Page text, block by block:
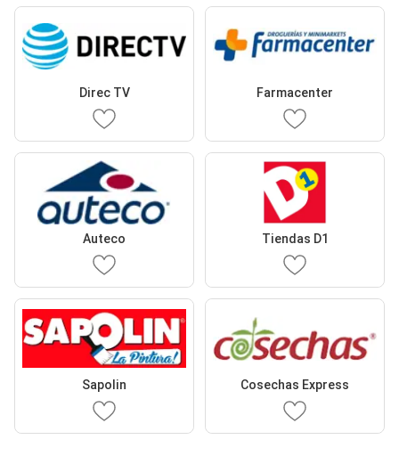
Direc TV Farmacenter
Auteco Tiendas D1
Sapolin Cosechas Express